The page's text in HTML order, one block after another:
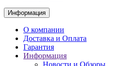
Информация
О компании
Доставка и Оплата
Гарантия
Информация
Новости и Обзоры